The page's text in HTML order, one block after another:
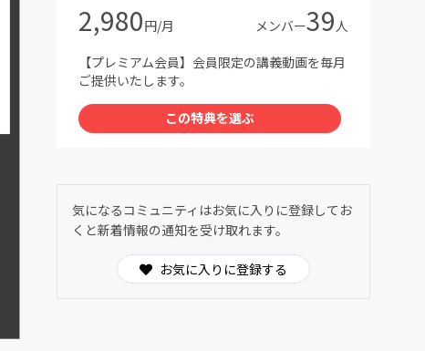
2,980円/月 メンバー39 人
【プレミアム会員】会員限定の講義動画を毎月
ご提供いたします。
この特典を選ぶ
気になるコミュニティはお気に入りに登録してお
くと新着情報の通知を受け取れます。
お気に入りに登録する